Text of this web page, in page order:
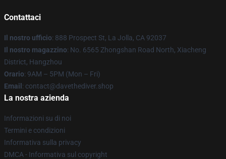
Contattaci
Il nostro ufficio: 888 Prospect St, La Jolla, CA 92037
Il nostro magazzino: No. 6565 Zhongshan Road North, Xiacheng
District, Hangzhou
Orario: 9AM – 5PM (Mon – Fri)
Email : contact@davethediver.shop
La nostra azienda
Informazioni su di noi
Termini e condizioni
Informativa sulla privacy
DMCA - Informativa sul copyright